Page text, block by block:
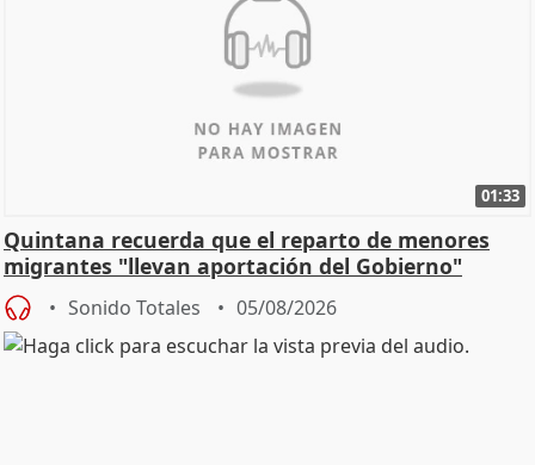
01:33
Quintana recuerda que el reparto de menores
migrantes "llevan aportación del Gobierno"
central
Sonido Totales 05/08/2026